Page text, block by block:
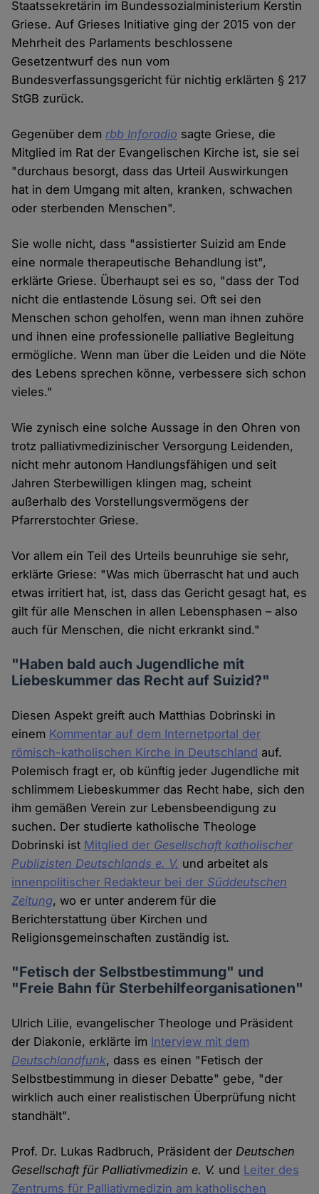
Staatssekretärin im Bundessozialministerium Kerstin
Griese. Auf Grieses Initiative ging der 2015 von der
Mehrheit des Parlaments beschlossene
Gesetzentwurf des nun vom
Bundesverfassungsgericht für nichtig erklärten § 217
StGB zurück.
Gegenüber demrbb Inforadio sagte Griese, die
Mitglied im Rat der Evangelischen Kirche ist, sie sei
"durchaus besorgt, dass das Urteil Auswirkungen
hat in dem Umgang mit alten, kranken, schwachen
oder sterbenden Menschen".
Sie wolle nicht, dass "assistierter Suizid am Ende
eine normale therapeutische Behandlung ist",
erklärte Griese. Überhaupt sei es so, "dass der Tod
nicht die entlastende Lösung sei. Oft sei den
Menschen schon geholfen, wenn man ihnen zuhöre
und ihnen eine professionelle palliative Begleitung
ermögliche. Wenn man über die Leiden und die Nöte
des Lebens sprechen könne, verbessere sich schon
vieles."
Wie zynisch eine solche Aussage in den Ohren von
trotz palliativmedizinischer Versorgung Leidenden,
nicht mehr autonom Handlungsfähigen und seit
Jahren Sterbewilligen klingen mag, scheint
außerhalb des Vorstellungsvermögens der
Pfarrerstochter Griese.
Vor allem ein Teil des Urteils beunruhige sie sehr,
erklärte Griese: "Was mich überrascht hat und auch
etwas irritiert hat, ist, dass das Gericht gesagt hat, es
gilt für alle Menschen in allen Lebensphasen – also
auch für Menschen, die nicht erkrankt sind."
"Haben bald auch Jugendliche mit
Liebeskummer das Recht auf Suizid?"
Diesen Aspekt greift auch Matthias Dobrinski in
einem Kommentar auf dem Internetportal der
römisch-katholischen Kirche in Deutschland auf.
Polemisch fragt er, ob künftig jeder Jugendliche mit
schlimmem Liebeskummer das Recht habe, sich den
ihm gemäßen Verein zur Lebensbeendigung zu
suchen. Der studierte katholische Theologe
Dobrinski ist Mitglied der Gesellschaft katholischer
Publizisten Deutschlands e. V. und arbeitet als
innenpolitischer Redakteur bei der Süddeutschen
Zeitung, wo er unter anderem für die
Berichterstattung über Kirchen und
Religionsgemeinschaften zuständig ist.
"Fetisch der Selbstbestimmung" und
"Freie Bahn für Sterbehilfeorganisationen"
Ulrich Lilie, evangelischer Theologe und Präsident
der Diakonie, erklärte im Interview mit dem
Deutschlandfunk, dass es einen "Fetisch der
Selbstbestimmung in dieser Debatte" gebe, "der
wirklich auch einer realistischen Überprüfung nicht
standhält".
Prof. Dr. Lukas Radbruch, Präsident derDeutschen
Gesellschaft für Palliativmedizin e. V. und Leiter des
Zentrums für Palliativmedizin am katholischen